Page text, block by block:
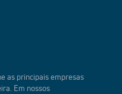
as principais empresas
Em nossos